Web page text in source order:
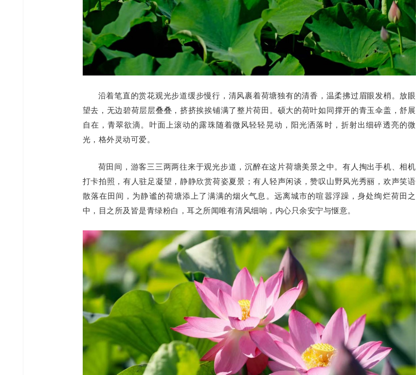
沿着笔直的赏花观光步道缓步慢行，清风裹着荷塘独有的清香，温柔拂过眉眼发梢。放眼
望去，无边碧荷层层叠叠，挤挤挨挨铺满了整片荷田。硕大的荷叶如同撑开的青玉伞盖，舒展
自在，青翠欲滴。叶面上滚动的露珠随着微风轻轻晃动，阳光洒落时，折射出细碎透亮的微
光，格外灵动可爱。
荷田间，游客三三两两往来于观光步道，沉醉在这片荷塘美景之中。有人掏出手机、相机
打卡拍照，有人驻足凝望，静静欣赏荷姿夏景；有人轻声闲谈，赞叹山野风光秀丽，欢声笑语
散落在田间，为静谧的荷塘添上了满满的烟火气息。远离城市的喧嚣浮躁，身处绚烂荷田之
中，目之所及皆是青绿粉白，耳之所闻唯有清风细响，内心只余安宁与惬意。